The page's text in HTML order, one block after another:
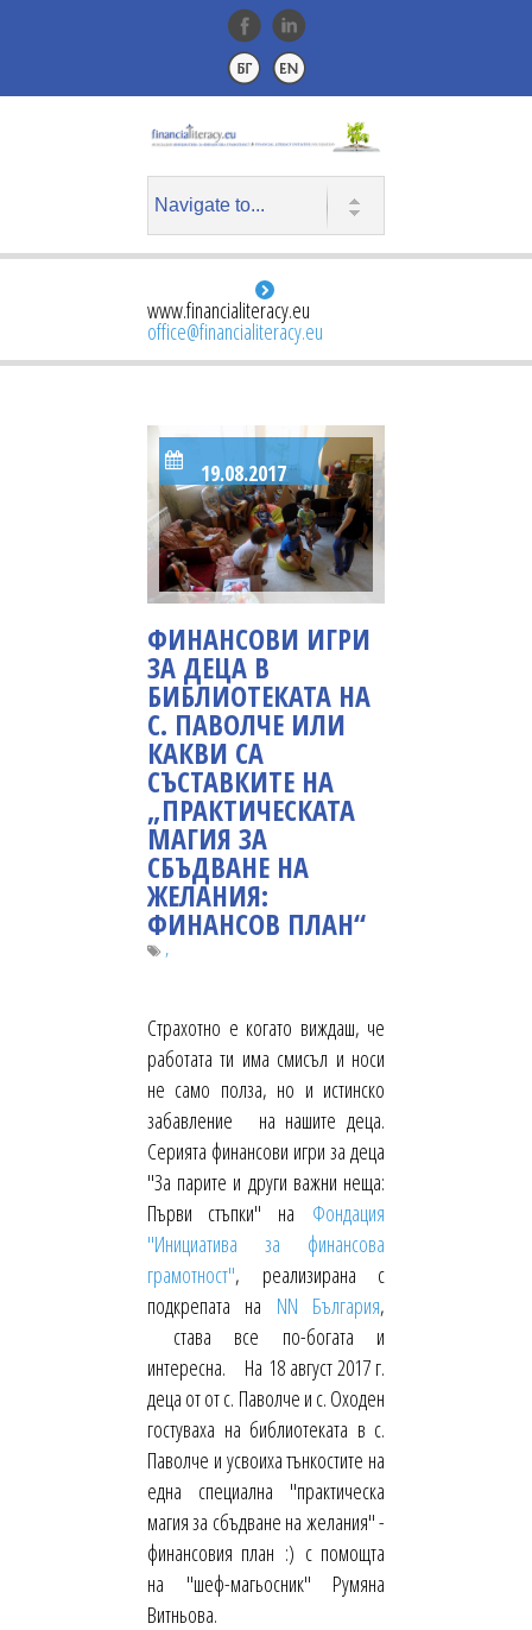
www.financialiteracy.eu
office@financialiteracy.eu
19.08.2017
ФИНАНСОВИ ИГРИ
ЗА ДЕЦА В
БИБЛИОТЕКАТА НА
С. ПАВОЛЧЕ ИЛИ
КАКВИ СА
СЪСТАВКИТЕ НА
„ПРАКТИЧЕСКАТА
МАГИЯ ЗА
СБЪДВАНЕ НА
ЖЕЛАНИЯ:
ФИНАНСОВ ПЛАН“
,
Страхотно е когато виждаш, че
работата ти има смисъл и носи
не само полза, но и истинско
забавление на нашите деца.
Серията финансови игри за деца
"За парите и други важни неща:
Първи стъпки" на Фондация
"Инициатива за финансова
грамотност", реализирана с
подкрепата на NN България,
става все по-богата и
интересна. На 18 август 2017 г.
деца от от с. Паволче и с. Оходен
гостуваха на библиотеката в с.
Паволче и усвоиха тънкостите на
една специална "практическа
магия за сбъдване на желания" -
финансовия план :) с помощта
на "шеф-магьосник" Румяна
Витньова.